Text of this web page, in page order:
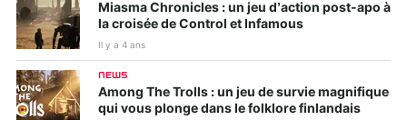
Miasma Chronicles : un jeu d’action post-apo à
la croisée de Control et Infamous
Il y a 4 ans
NEWS
Among The Trolls : un jeu de survie magnifique
qui vous plonge dans le folklore finlandais